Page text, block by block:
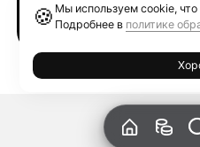
🍪 Мы используем cookie,
Подробнее в политике
Ethereum GAS Tracker